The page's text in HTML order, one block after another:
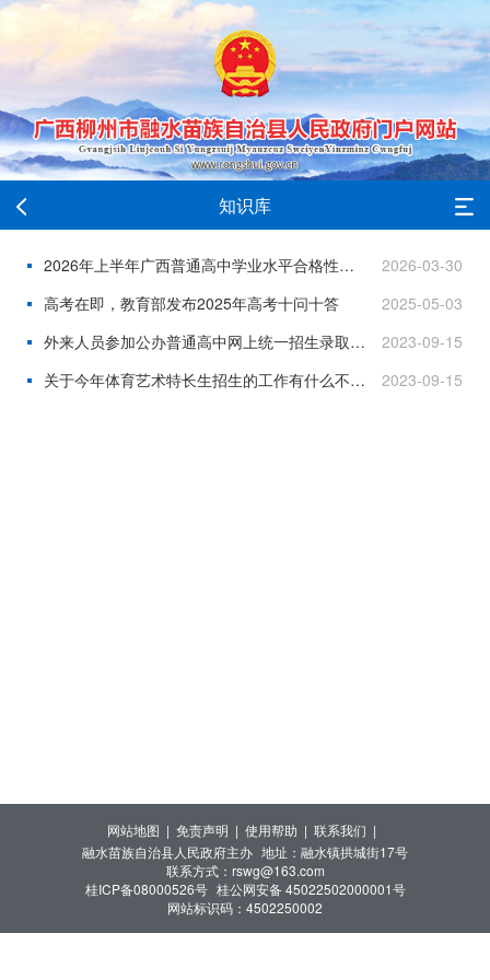
知识库
2026年上半年广西普通高中学业水平合格性考试报名公告
2026-03-30
高考在即，教育部发布2025年高考十问十答
2025-05-03
外来人员参加公办普通高中网上统一招生录取资格具体是如何认定的，有哪些程序？
2023-09-15
关于今年体育艺术特长生招生的工作有什么不同，对特长生有什么建议吗？
2023-09-15
网站地图 | 免责声明 | 使用帮助 | 联系我们 |
融水苗族自治县人民政府主办 地址：融水镇拱城街17号
联系方式：rswg@163.com
桂ICP备08000526号 桂公网安备 45022502000001号
网站标识码：4502250002